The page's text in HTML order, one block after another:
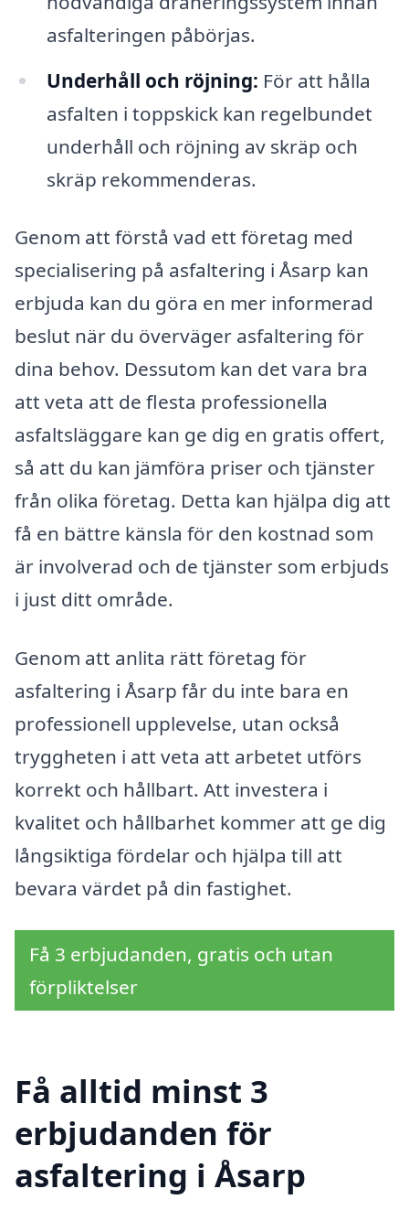
asfalteringen påbörjas.
Underhåll och röjning: För att hålla
asfalten i toppskick kan regelbundet
underhåll och röjning av skräp och
skräp rekommenderas.
Genom att förstå vad ett företag med
specialisering på asfaltering i Åsarp kan
erbjuda kan du göra en mer informerad
beslut när du överväger asfaltering för
dina behov. Dessutom kan det vara bra
att veta att de flesta professionella
asfaltsläggare kan ge dig en gratis offert,
så att du kan jämföra priser och tjänster
från olika företag. Detta kan hjälpa dig att
få en bättre känsla för den kostnad som
är involverad och de tjänster som erbjuds
i just ditt område.
Genom att anlita rätt företag för
asfaltering i Åsarp får du inte bara en
professionell upplevelse, utan också
tryggheten i att veta att arbetet utförs
korrekt och hållbart. Att investera i
kvalitet och hållbarhet kommer att ge dig
långsiktiga fördelar och hjälpa till att
bevara värdet på din fastighet.
Få 3 erbjudanden, gratis och utan
förpliktelser
Få alltid minst 3
erbjudanden för
asfaltering i Åsarp